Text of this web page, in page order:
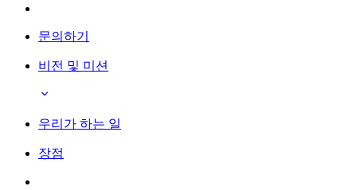
문의하기
비전 및 미션
우리가 하는 일
장점